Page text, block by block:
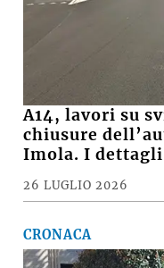
A14, lavori su
chiusure
Imola. I dettagli
26 LUGLIO 2026
CRONACA